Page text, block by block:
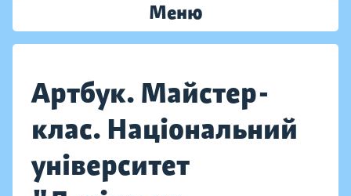
Меню
Артбук. Майстер-
клас. Національний
університет